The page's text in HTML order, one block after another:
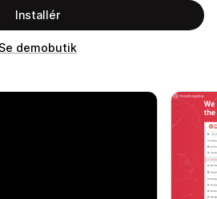
Installér
Se demobutik